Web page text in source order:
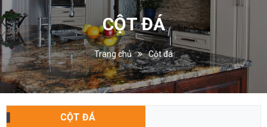
CỘT ĐÁ
Trang chủ Cột đá
CỘT ĐÁ